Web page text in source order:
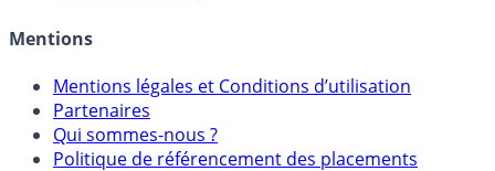
Crédit immobilier
Mentions
Mentions légales et Conditions d’utilisation
Partenaires